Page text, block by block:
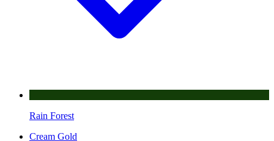
Rain Forest
Cream Gold